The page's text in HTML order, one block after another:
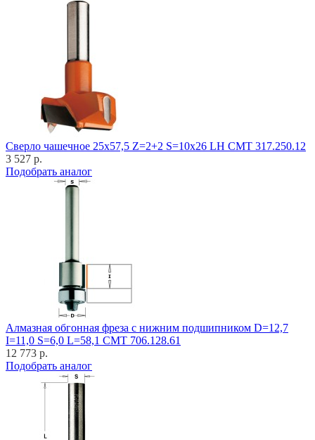
Cверло чашечное 25x57,5 Z=2+2 S=10x26 LH CMT 317.250.12
3 527 р.
Подобрать аналог
Алмазная обгонная фреза с нижним подшипником D=12,7
I=11,0 S=6,0 L=58,1 CMT 706.128.61
12 773 р.
Подобрать аналог